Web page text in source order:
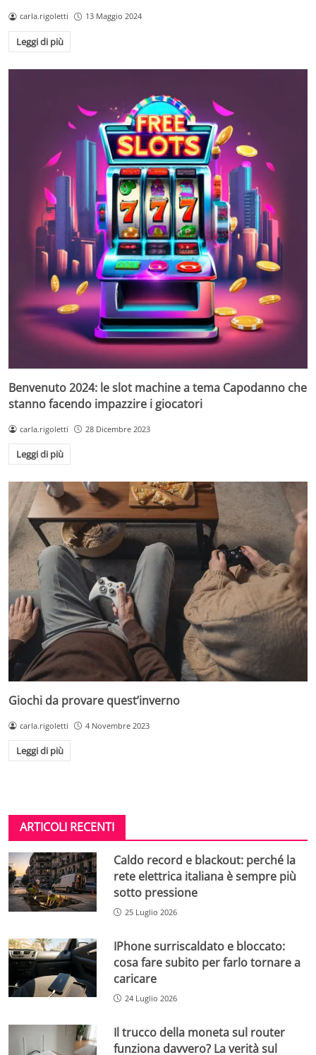
carla.rigoletti 13 Maggio 2024
Leggi di più
Benvenuto 2024: le slot machine a tema Capodanno che
stanno facendo impazzire i giocatori
carla.rigoletti 28 Dicembre 2023
Leggi di più
Giochi da provare quest’inverno
carla.rigoletti 4 Novembre 2023
Leggi di più
ARTICOLI RECENTI
Caldo record e blackout: perché la
rete elettrica italiana è sempre più
sotto pressione
25 Luglio 2026
IPhone surriscaldato e bloccato:
cosa fare subito per farlo tornare a
caricare
24 Luglio 2026
Il trucco della moneta sul router
funziona davvero? La verità sul